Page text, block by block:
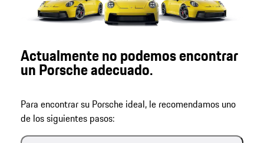
Actualmente no podemos encontrar
un Porsche adecuado.
Para encontrar su Porsche ideal, le recomendamos uno
de los siguientes pasos: